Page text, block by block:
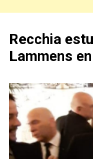
Recchia
Lammens